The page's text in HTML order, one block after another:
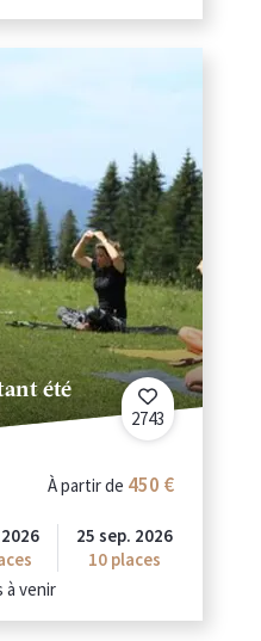
été
2743
À partir de 450
25 sep. 2026
10places
à venir